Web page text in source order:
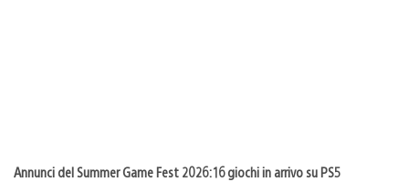
Annunci del Summer Game Fest 2026: 16 giochi in arrivo su PS5